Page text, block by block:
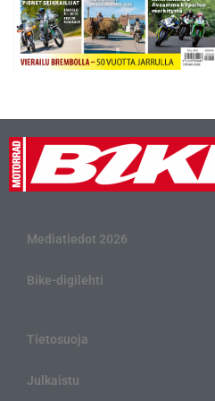
Mediatiedot 2026
Bike-digilehti
Tietosuoja
Julkaistu